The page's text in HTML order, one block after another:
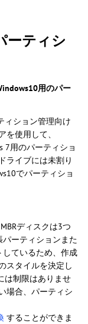
ーティシ
用のパー
ィション管理向け
使用して、
7用のパーティショ
ライブには未割り
でパーティショ
ディスクは3つ
ーティションまた
ているため、作成
スタイルを決定し
は制限はありませ
場合、パーティシ
することができま